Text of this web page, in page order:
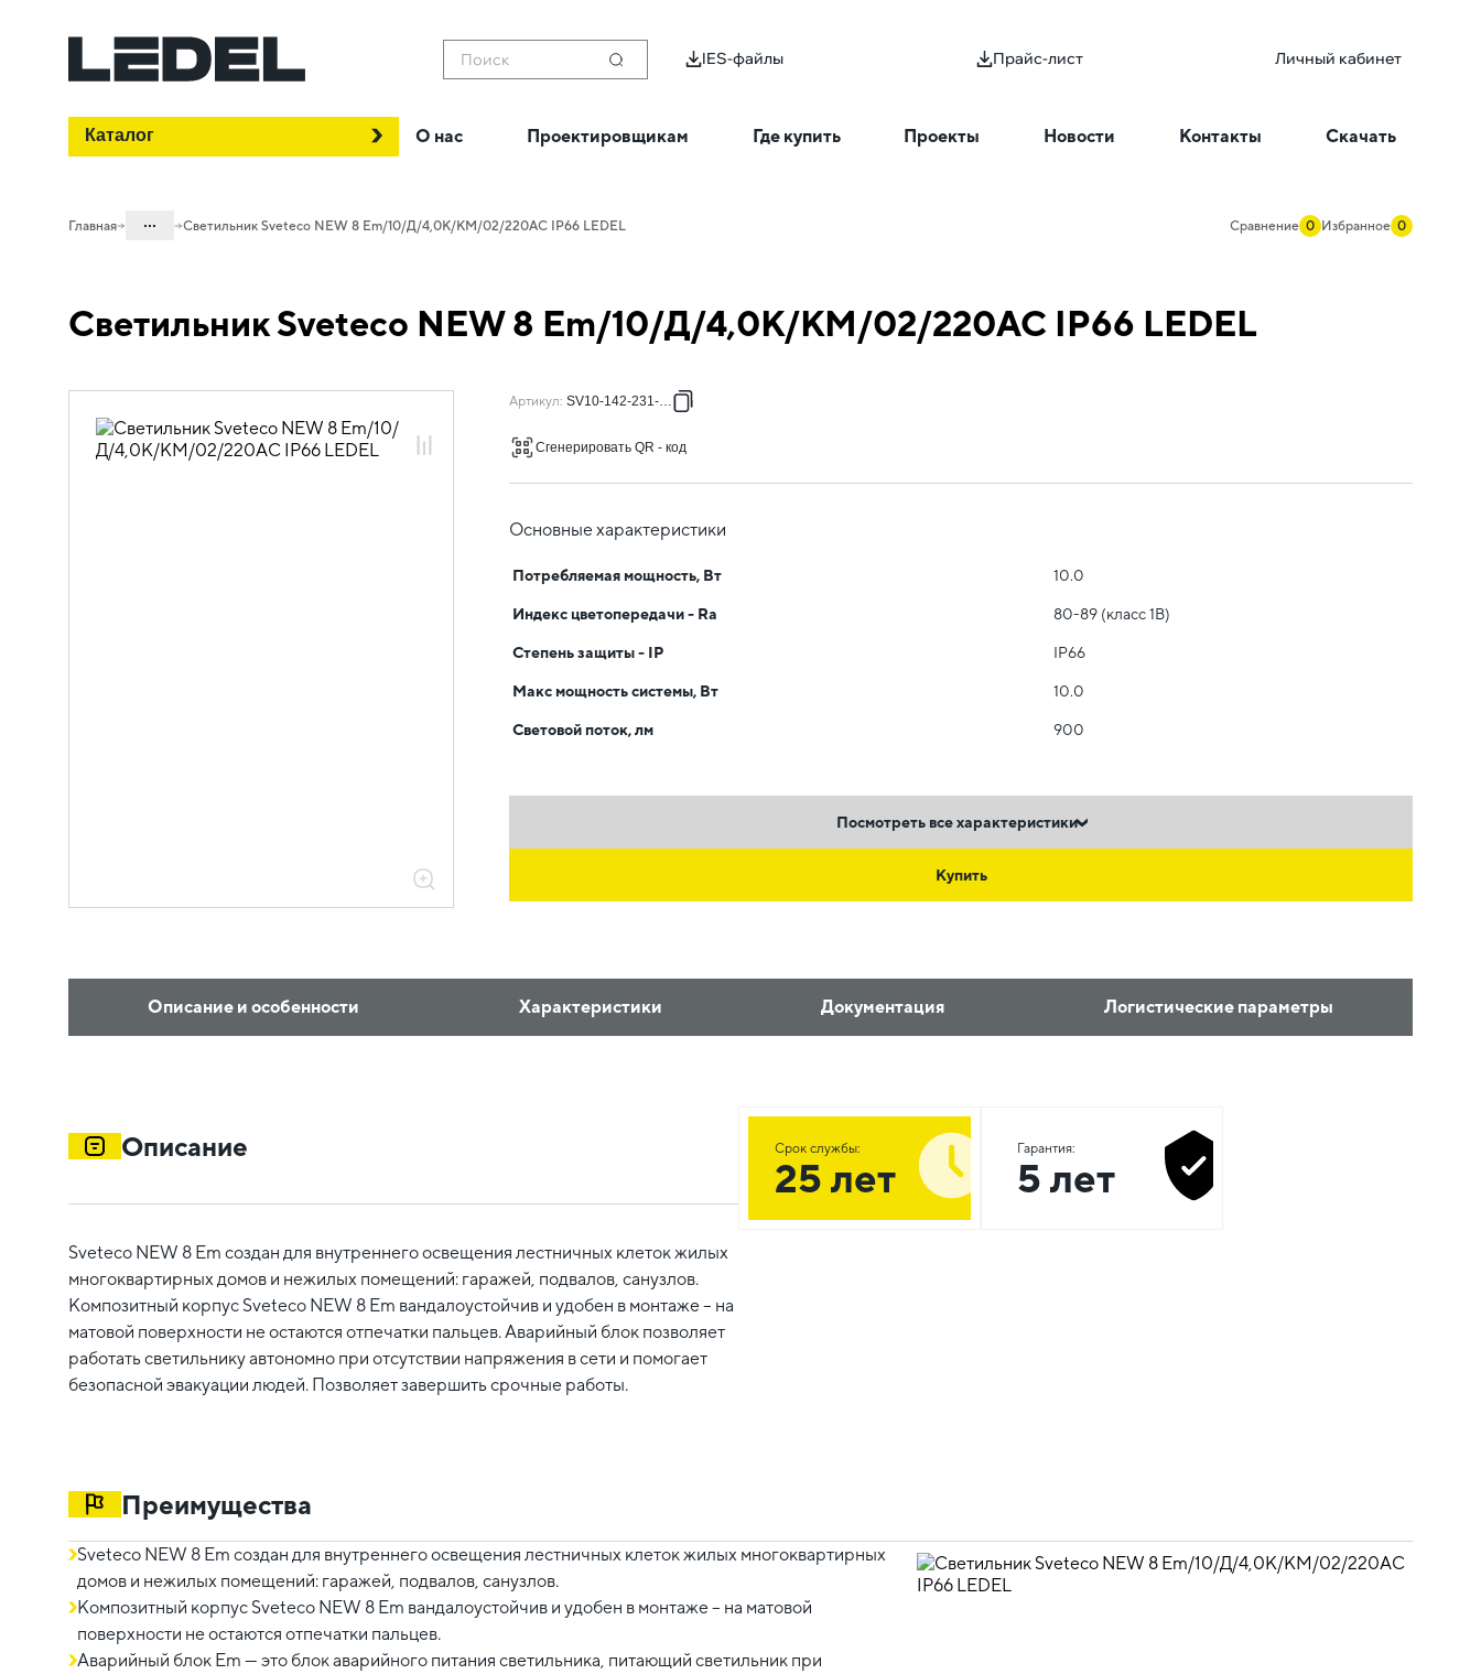
Поиск IES-файлы Прайс-лист Личный кабинет
Каталог О нас Проектировщикам Где купить Проекты Новости Контакты Скачать
Главная ...
Проектное освещение LEDEL
Sveteco NEW 8
Светильник Sveteco NEW 8 Em/10/Д/4,0K/KM/02/220AC IP66 LEDEL Сравнение 0 Избранное 0
Светильник Sveteco NEW 8 Em/10/Д/4,0K/KM/02/220AC IP66 LEDEL
Артикул: SV10-142-231-181
Сгенерировать QR - код
Основные характеристики
Потребляемая мощность, Вт 10.0
Индекс цветопередачи - Ra 80-89 (класс 1B)
Степень защиты - IP IP66
Макс мощность системы, Вт 10.0
Световой поток, лм 900
Посмотреть все характеристики
Купить
Описание и особенности Характеристики Документация Логистические параметры
Описание
Sveteco NEW 8 Em создан для внутреннего освещения лестничных клеток жилых
многоквартирных домов и нежилых помещений: гаражей, подвалов, санузлов.
Композитный корпус Sveteco NEW 8 Em вандалоустойчив и удобен в монтаже – на
матовой поверхности не остаются отпечатки пальцев. Аварийный блок позволяет
работать светильнику автономно при отсутствии напряжения в сети и помогает
безопасной эвакуации людей. Позволяет завершить срочные работы.
Срок службы:
25 лет
Гарантия:
5 лет
Преимущества
Sveteco NEW 8 Em создан для внутреннего освещения лестничных клеток жилых многоквартирных
домов и нежилых помещений: гаражей, подвалов, санузлов.
Композитный корпус Sveteco NEW 8 Em вандалоустойчив и удобен в монтаже – на матовой
поверхности не остаются отпечатки пальцев.
Аварийный блок Em — это блок аварийного питания светильника, питающий светильник при